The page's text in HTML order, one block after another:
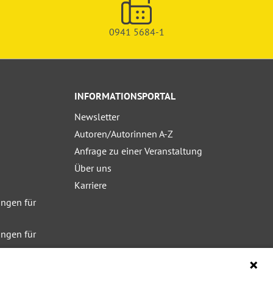
0941 5684-1
für
für
INFORMATIONSPORTAL
Newsletter
Autoren/Autorinnen A-Z
Anfrage zu einer Veranstaltung
Über uns
Karriere